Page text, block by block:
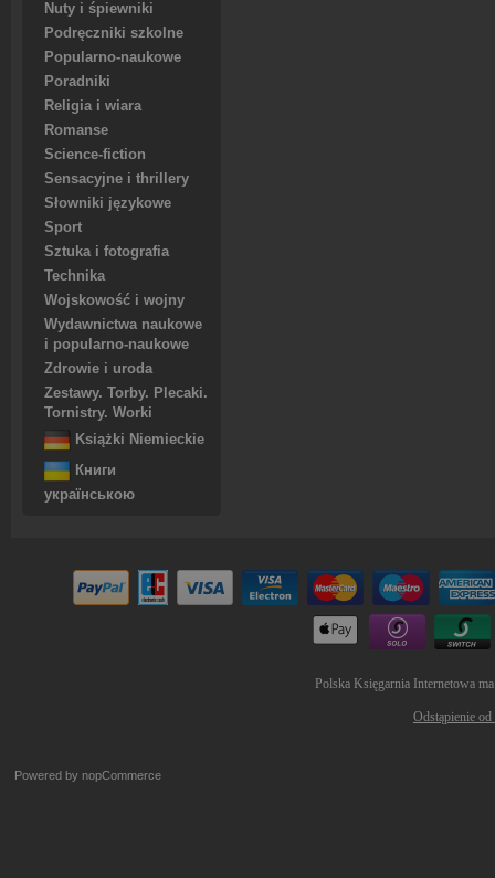
Nuty i śpiewniki
Podręczniki szkolne
Popularno-naukowe
Poradniki
Religia i wiara
Romanse
Science-fiction
Sensacyjne i thrillery
Słowniki językowe
Sport
Sztuka i fotografia
Technika
Wojskowość i wojny
Wydawnictwa naukowe
i popularno-naukowe
Zdrowie i uroda
Zestawy. Torby. Plecaki.
Tornistry. Worki
Książki Niemieckie
Книги
українською
Polska Księgarnia Internetowa
Odstąpienie
Powered by nopCommerce